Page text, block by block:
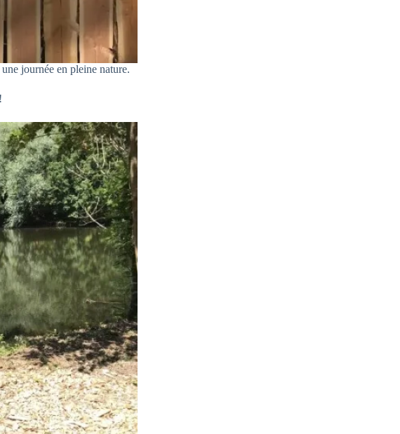
journée en pleine nature.